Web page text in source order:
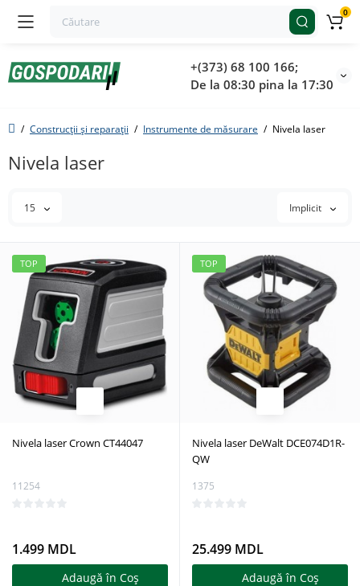
+(373) 68 100 166;
De la 08:30 pina la 17:30
0
Construcții și reparații Instrumente de măsurare Nivela laser
Nivela laser
15 Implicit
TOP
Nivela laser Crown CT44047
11254
1.499 MDL
Adaugă în Coş
TOP
Nivela laser DeWalt DCE074D1R-
QW
1375
25.499 MDL
Adaugă în Coş